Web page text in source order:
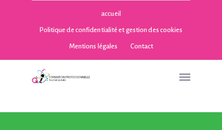
accueil
Politique de confidentialité et gestion des cookies
Mentions légales Contact